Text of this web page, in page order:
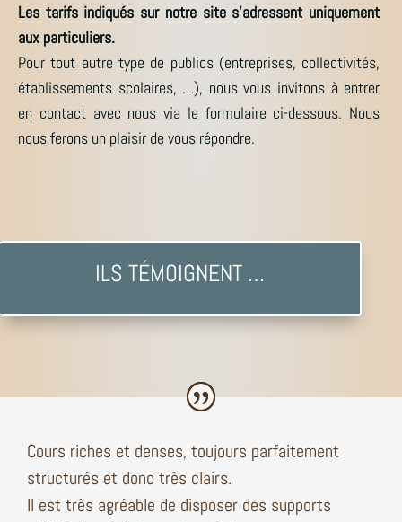
Les tarifs indiqués sur notre site s’adressent uniquement
aux particuliers.
Pour tout autre type de publics (entreprises, collectivités,
établissements scolaires, …), nous vous invitons à entrer
en contact avec nous via le formulaire ci-dessous. Nous
nous ferons un plaisir de vous répondre.
ILS TÉMOIGNENT …
Cours riches et denses, toujours parfaitement
structurés et donc très clairs.
Il est très agréable de disposer des supports